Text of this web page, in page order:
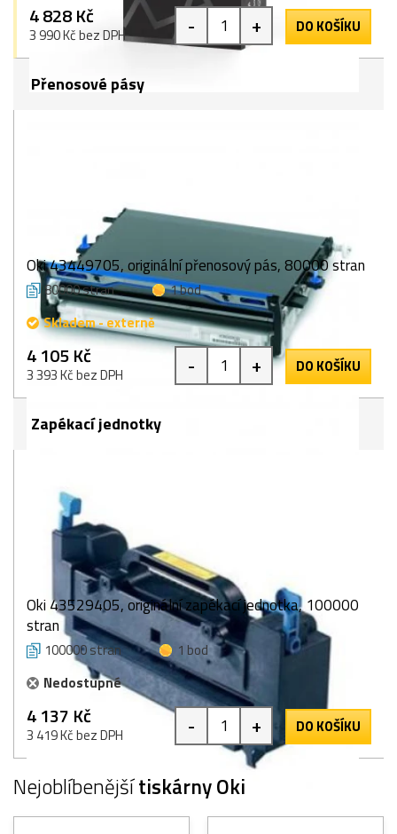
4 828 Kč
3 990 Kč bez DPH - + DO KOŠÍKU
Přenosové pásy
Oki 43449705, originální přenosový pás, 80000 stran
80000 stran
1 bod
Skladem - externě
4 105 Kč
3 393 Kč bez DPH - + DO KOŠÍKU
Zapékací jednotky
Oki 43529405, originální zapékací jednotka, 100000
stran
100000 stran
1 bod
Nedostupné
4 137 Kč
3 419 Kč bez DPH - + DO KOŠÍKU
Nejoblíbenějšítiskárny Oki